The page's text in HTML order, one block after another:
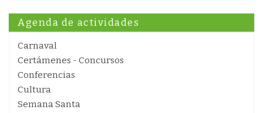
Agenda de actividades
Carnaval
Certámenes - Concursos
Conferencias
Cultura
Semana Santa